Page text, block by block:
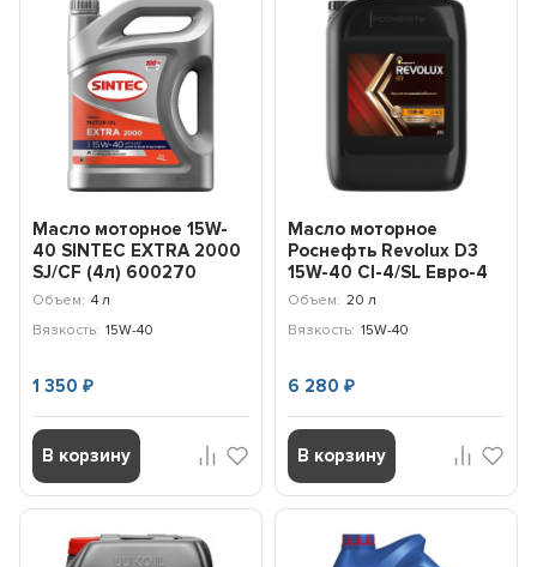
Масло моторное 15W-
40 SINTEC EXTRA 2000
SJ/CF (4л) 600270
Объем: 4 л
Вязкость: 15W-40
1 350₽
В корзину
Масло моторное
Pоснефть Revоluх D3
15W-40 CI-4/SL Евро-4
(20л) 40620869
Объем: 20 л
Вязкость: 15W-40
6 280 ₽
В корзину